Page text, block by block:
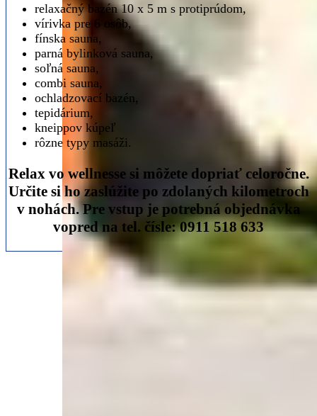
relaxačný bazén 10 x 5 m s protiprúdom,
vírivka pre 6 osôb,
fínska sauna,
parná bylinková sauna,
soľná sauna,
combi sauna,
ochladzovací bazén,
tepidárium,
kneippov kúpeľ
rôzne typy masáži.
Relax vo wellnesse si môžete dopriať celoročne.
Určite si ho zaslúžite po zdolaných kilometroch
v nohách. Pre vstup je potrebná objednávka
vopred na tel. čísle: 0911 518 633